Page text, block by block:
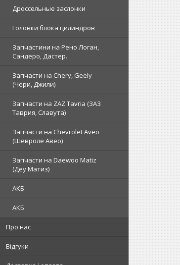
Дроссельные заслонки
Головки блока цилиндров
Запчастини на Рено Логан,
Сандеро, Дастер.
Запчасти на Chery, Geely
(Чери, Джили)
Запчасти на ZAZ Tavria (ЗАЗ
Таврия, Славута)
Запчасти на Chevrolet Aveo
(Шевроле Авео)
Запчасти на Daewoo Matiz
(Деу Матиз)
АКБ
АКБ
Про нас
Відгуки